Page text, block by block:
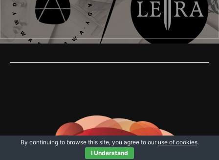
By continuing to browse this site, you agree to our use of cookies.
I Understand